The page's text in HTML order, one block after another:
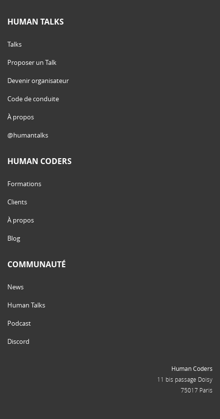
HUMAN TALKS
Talks
Proposer un Talk
Devenir organisateur
Code de conduite
À propos
@humantalks
HUMAN CODERS
Formations
Clients
À propos
Blog
COMMUNAUTÉ
News
Human Talks
Podcast
Discord
Human Coders
11 bis passage Doisy
75017 Paris